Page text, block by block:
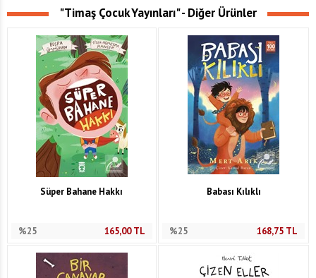
"Timaş Çocuk Yayınları" - Diğer Ürünler
Süper Bahane Hakkı
%25 165,00TL
Babası Kılıklı
%25 168,75 TL